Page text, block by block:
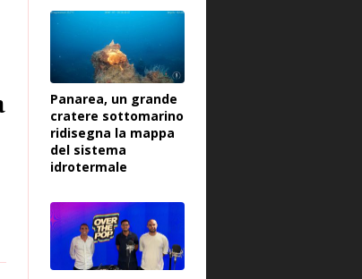
Panarea, un grande
cratere sottomarino
ridisegna la mappa
del sistema
idrotermale